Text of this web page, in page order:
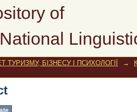
of
ТУРИЗМУ, БІЗНЕСУ І ПСИХОЛОГІЇ →